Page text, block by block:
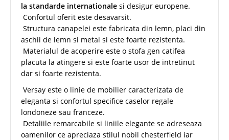
la standarde internationale si desigur europene.
Confortul oferit este desavarsit.
Structura canapelei este fabricata din lemn, placi din
aschii de lemn si metal si este foarte rezistenta.
Materialul de acoperire este o stofa gen catifea
placuta la atingere si este foarte usor de intretinut
dar si foarte rezistenta.
Versay este o linie de mobilier caracterizata de
eleganta si confortul specifice caselor regale
londoneze sau franceze.
Detaliile remarcabile si liniile elegante se adreseaza
oamenilor ce apreciaza stilul nobil chesterfield iar